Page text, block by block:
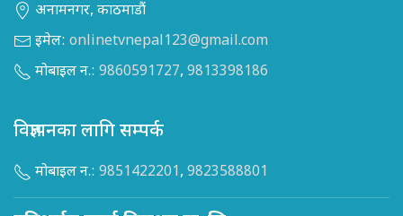
अनामनगर, काठमाडौं
इमेल: onlinetvnepal123@gmail.com
मोबाइल न.: 9860591727, 9813398186
विज्ञापनका लागि सम्पर्क
मोबाइल न.: 9851422201, 9823588801